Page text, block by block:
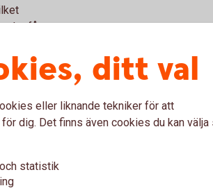
det får
att se
Vi
som
ditt val
eller liknande tekniker för att
dig. Det finns även cookies du kan välja
statistik